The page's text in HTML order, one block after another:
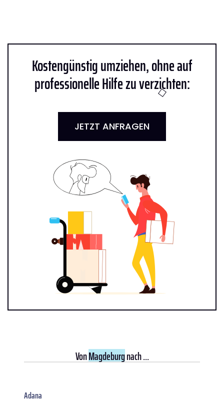
Kostengünstig umziehen, ohne auf
professionelle Hilfe zu verzichten:
JETZT ANFRAGEN
VonMagdeburgnach ...
Adana